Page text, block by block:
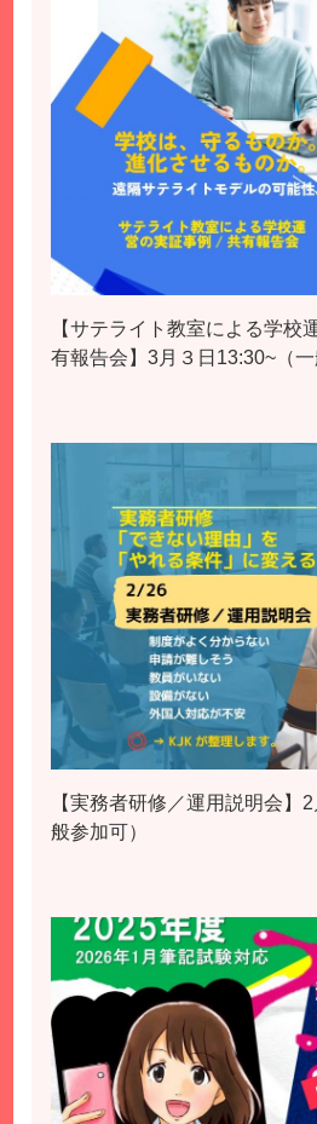
【サテライト教室による学校
有報告会】3月３日13:30~（一
【実務者研修／運用説明会】
般参加可）